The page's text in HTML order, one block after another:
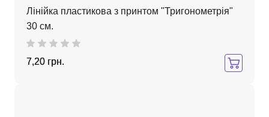
Лінійка пластикова з принтом "Тригонометрія"
30 см.
7,20 грн.